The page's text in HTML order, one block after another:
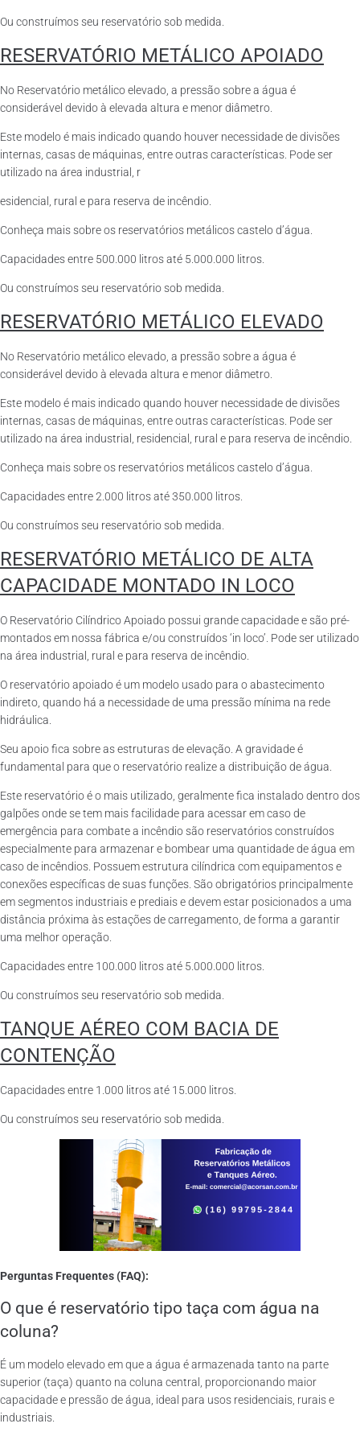
Ou construímos seu reservatório sob medida.
RESERVATÓRIO METÁLICO APOIADO
No Reservatório metálico elevado, a pressão sobre a água é
considerável devido à elevada altura e menor diâmetro.
Este modelo é mais indicado quando houver necessidade de divisões
internas, casas de máquinas, entre outras características. Pode ser
utilizado na área industrial, r
esidencial, rural e para reserva de incêndio.
Conheça mais sobre os reservatórios metálicos castelo d’água.
Capacidades entre 500.000 litros até 5.000.000 litros.
Ou construímos seu reservatório sob medida.
RESERVATÓRIO METÁLICO ELEVADO
No Reservatório metálico elevado, a pressão sobre a água é
considerável devido à elevada altura e menor diâmetro.
Este modelo é mais indicado quando houver necessidade de divisões
internas, casas de máquinas, entre outras características. Pode ser
utilizado na área industrial, residencial, rural e para reserva de incêndio.
Conheça mais sobre os reservatórios metálicos castelo d’água.
Capacidades entre 2.000 litros até 350.000 litros.
Ou construímos seu reservatório sob medida.
RESERVATÓRIO METÁLICO DE ALTA
CAPACIDADE MONTADO IN LOCO
O Reservatório Cilíndrico Apoiado possui grande capacidade e são pré-
montados em nossa fábrica e/ou construídos ‘in loco’. Pode ser utilizado
na área industrial, rural e para reserva de incêndio.
O reservatório apoiado é um modelo usado para o abastecimento
indireto, quando há a necessidade de uma pressão mínima na rede
hidráulica.
Seu apoio fica sobre as estruturas de elevação. A gravidade é
fundamental para que o reservatório realize a distribuição de água.
Este reservatório é o mais utilizado, geralmente fica instalado dentro dos
galpões onde se tem mais facilidade para acessar em caso de
emergência para combate a incêndio são reservatórios construídos
especialmente para armazenar e bombear uma quantidade de água em
caso de incêndios. Possuem estrutura cilíndrica com equipamentos e
conexões específicas de suas funções. São obrigatórios principalmente
em segmentos industriais e prediais e devem estar posicionados a uma
distância próxima às estações de carregamento, de forma a garantir
uma melhor operação.
Capacidades entre 100.000 litros até 5.000.000 litros.
Ou construímos seu reservatório sob medida.
TANQUE AÉREO COM BACIA DE
CONTENÇÃO
Capacidades entre 1.000 litros até 15.000 litros.
Ou construímos seu reservatório sob medida.
Perguntas Frequentes (FAQ):
O que é reservatório tipo taça com água na
coluna?
É um modelo elevado em que a água é armazenada tanto na parte
superior (taça) quanto na coluna central, proporcionando maior
capacidade e pressão de água, ideal para usos residenciais, rurais e
industriais.